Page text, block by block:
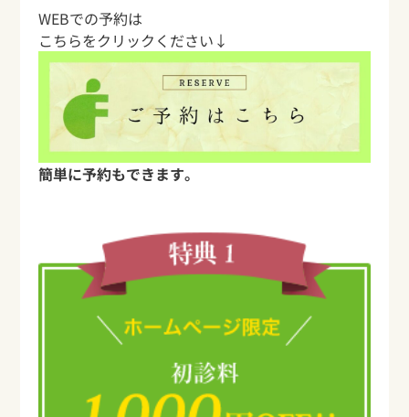
WEBでの予約は
こちらをクリックください↓
簡単に予約もできます。